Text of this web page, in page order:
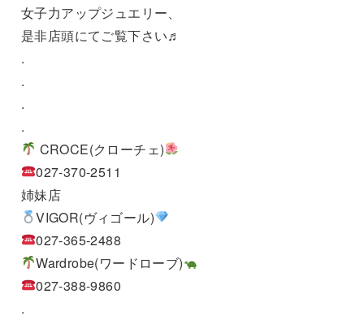
女子力アップジュエリー、
是非店頭にてご覧下さい♬
.
.
.
.
CROCE(クローチェ)
027-370-2511
姉妹店
VIGOR(ヴィゴール)
027-365-2488
Wardrobe(ワードローブ)
027-388-9860
.